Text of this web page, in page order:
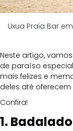
Uxua Praia Bar
Neste artigo,
de paraíso
mais felizes e
deles até
Confira!
1.